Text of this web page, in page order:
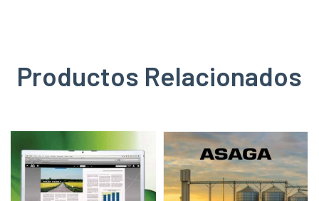
Productos Relacionados